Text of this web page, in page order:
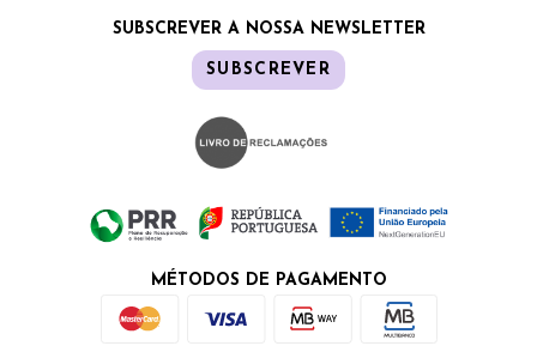
SUBSCREVER A NOSSA NEWSLETTER
SUBSCREVER
MÉTODOS DE PAGAMENTO